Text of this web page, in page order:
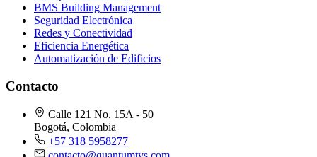
BMS Building Management
Seguridad Electrónica
Redes y Conectividad
Eficiencia Energética
Automatización de Edificios
Contacto
Calle 121 No. 15A - 50
Bogotá, Colombia
+57 318 5958277